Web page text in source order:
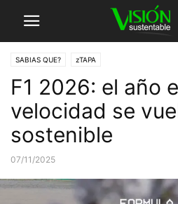
SABIAS QUE? zTAPA
F1 2026: el año
velocidad se
sostenible
07/11/2025